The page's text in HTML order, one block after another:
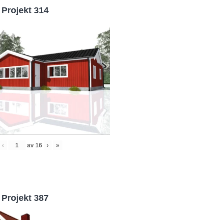
Projekt 314
‹ av 16 › »
Projekt 387